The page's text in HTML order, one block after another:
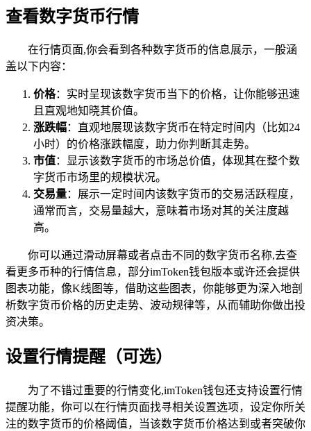
查看数字货币行情
在行情页面,你会看到各种数字货币的信息展示，一般涵
盖以下内容：
价格：实时呈现该数字货币当下的价格，让你能够迅速
且直观地知晓其价值。
涨跌幅：直观地展现该数字货币在特定时间内（比如24
小时）的价格涨跌幅度，助力你判断其走势。
市值：显示该数字货币的市场总价值，体现其在整个数
字货币市场里的规模状况。
交易量：展示一定时间内该数字货币的交易活跃程度，
通常而言，交易量越大，意味着市场对其的关注度越
高。
你可以通过滑动屏幕或者点击不同的数字货币名称,去查
看更多币种的行情信息，部分imToken钱包版本或许还会提供
图表功能，像K线图等，借助这些图表，你能够更为深入地剖
析数字货币价格的历史走势、波动规律等，从而辅助你做出投
资决策。
设置行情提醒（可选）
为了不错过重要的行情变化,imToken钱包还支持设置行情
提醒功能，你可以在行情页面找寻相关设置选项，设定你所关
注的数字货币的价格阈值，当该数字货币价格达到或者突破你